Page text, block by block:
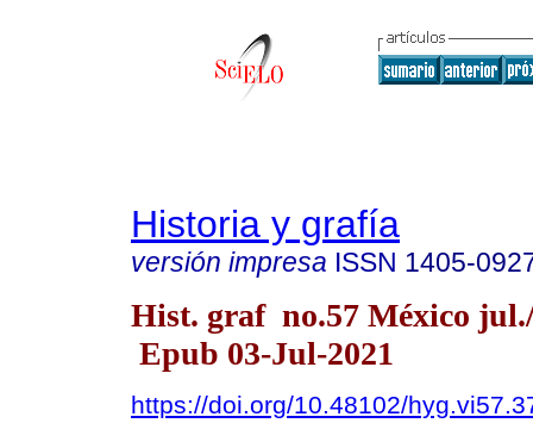
Historia y grafía
versión impresa ISSN 1405-
Hist. graf no.57 México
Epub 03-Jul-2021
https://doi.org/10.48102/